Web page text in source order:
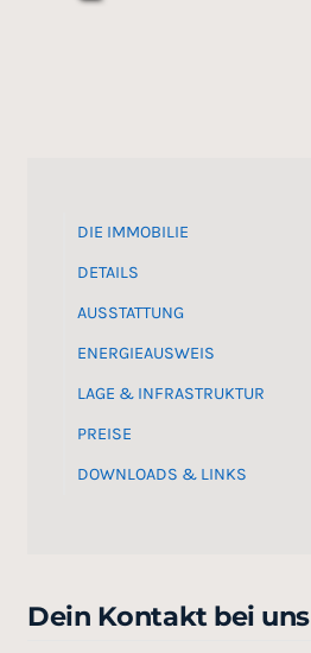
DIE IMMOBILIE
DETAILS
AUSSTATTUNG
ENERGIEAUSWEIS
LAGE & INFRASTRUKTUR
PREISE
DOWNLOADS & LINKS
Dein Kontakt bei uns